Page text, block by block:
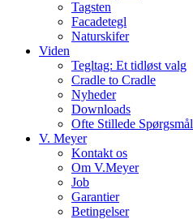
Tagsten
Facadetegl
Naturskifer
Viden
Tegltag: Et tidløst valg
Cradle to Cradle
Nyheder
Downloads
Ofte Stillede Spørgsmål
V. Meyer
Kontakt os
Om V.Meyer
Job
Garantier
Betingelser